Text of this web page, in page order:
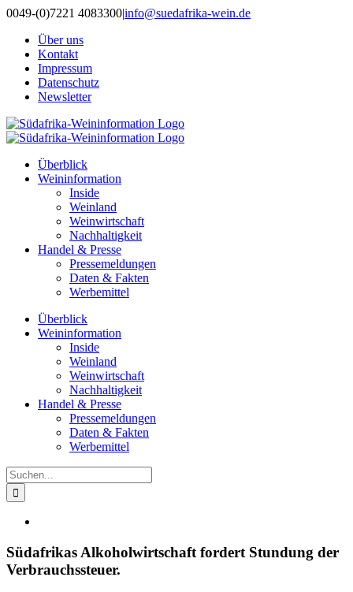
Zum
springen
0049-(0)7221 4083300|info@suedafrika-wein.de
Über uns
Kontakt
Impressum
Datenschutz
Newsletter
Überblick
Weininformation
Inside
Weinland
Weinwirtschaft
Nachhaltigkeit
Handel & Presse
Pressemeldungen
Daten & Fakten
Werbemittel
Überblick
Weininformation
Inside
Weinland
Weinwirtschaft
Nachhaltigkeit
Handel & Presse
Pressemeldungen
Daten & Fakten
Werbemittel
Suche
nach:
Bild
Südafrikas Alkoholwirtschaft fordert Stundung der
Verbrauchssteuer.